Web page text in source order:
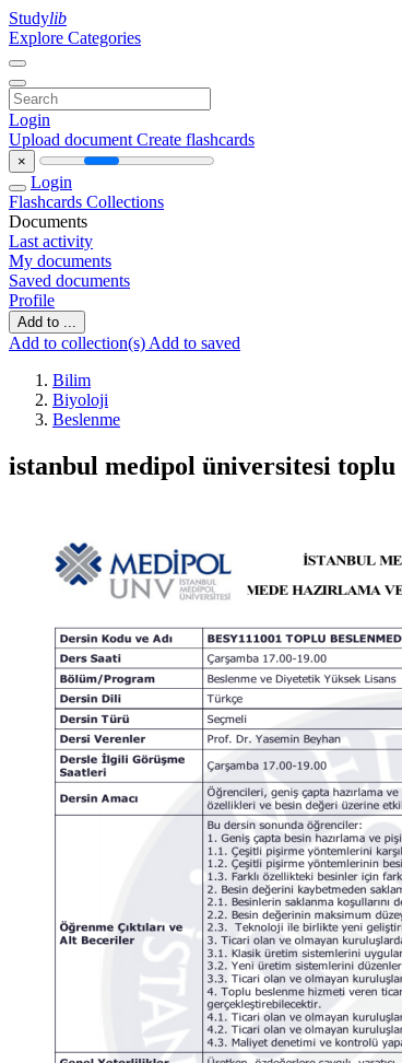
Studylib
Explore Categories
Login
Upload document Create flashcards
×
Login
Flashcards Collections
Documents
Last activity
My documents
Saved documents
Profile
Add to ...
Add to collection(s) Add to saved
Bilim
Biyoloji
Beslenme
istanbul medipol üniversitesi toplu